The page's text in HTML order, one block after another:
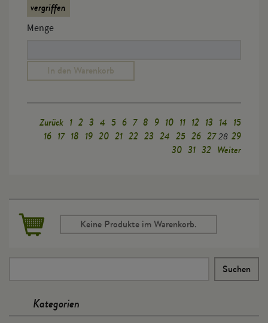
vergriffen
Menge
In den Warenkorb
Zurück 1 2 3 4 5 6 7 8 9 10 11 12 13 14 15
16 17 18 19 20 21 22 23 24 25 26 2728 29
30 31 32 Weiter
Keine Produkte im Warenkorb.
Kategorien